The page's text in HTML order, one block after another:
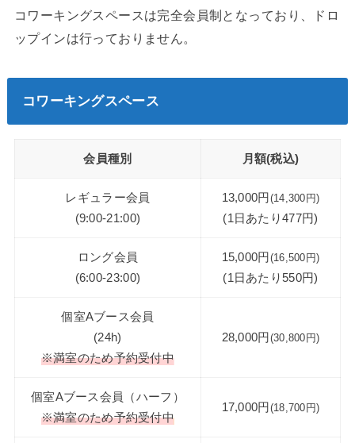
コワーキングスペースは完全会員制となっており、ドロ
ップインは行っておりません。
コワーキングスペース
会員種別 月額(税込)
レギュラー会員
(9:00-21:00)
13,000円 (14,300円)
(1日あたり477円)
ロング会員
(6:00-23:00)
15,000円 (16,500円)
(1日あたり550円)
個室Aブース会員
(24h)
※満室のため予約受付中
28,000円 (30,800円)
個室Aブース会員（ハーフ）
※満室のため予約受付中
17,000円 (18,700円)